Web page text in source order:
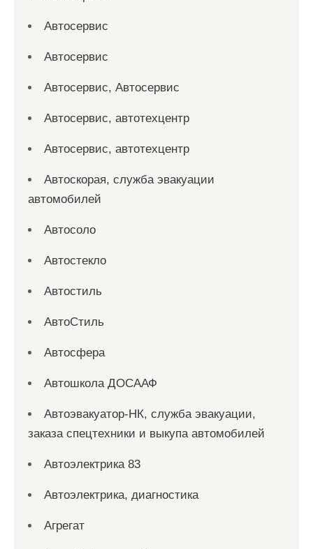
Автосервис
Автосервис
Автосервис, Автосервис
Автосервис, автотехцентр
Автосервис, автотехцентр
Автоскорая, служба эвакуации
автомобилей
Автосоло
Автостекло
Автостиль
АвтоСтиль
Автосфера
Автошкола ДОСААФ
Автоэвакуатор-НК, служба эвакуации,
заказа спецтехники и выкупа автомобилей
Автоэлектрика 83
Автоэлектрика, диагностика
Агрегат